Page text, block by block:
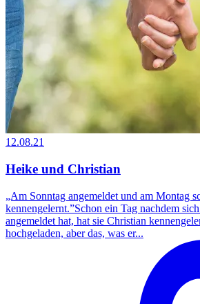
12.08.21
Heike und Christian
„Am Sonntag angemeldet und am Montag
kennengelernt.”Schon ein Tag nachdem
angemeldet hat, hat sie Christian
hochgeladen, aber das, was er...